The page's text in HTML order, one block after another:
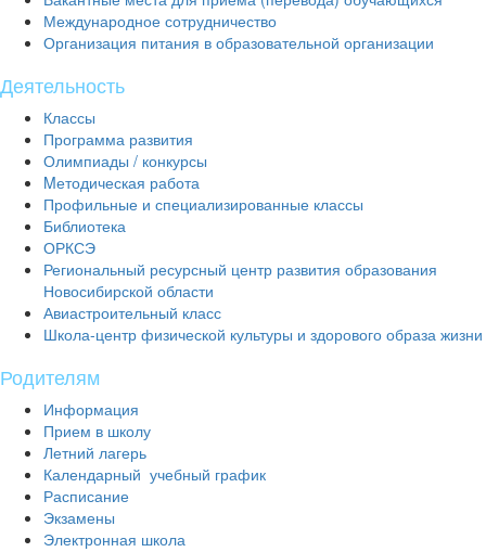
Международное сотрудничество
Организация питания в образовательной организации
Деятельность
Классы
Программа развития
Олимпиады / конкурсы
Mетодическая работа
Профильные и специализированные классы
Библиотека
ОРКСЭ
Региональный ресурсный центр развития образования
Новосибирской области
Авиастроительный класс
Школа-центр физической культуры и здорового образа жизни
Родителям
Информация
Прием в школу
Летний лагерь
Календарный учебный график
Расписание
Экзамены
Электронная школа